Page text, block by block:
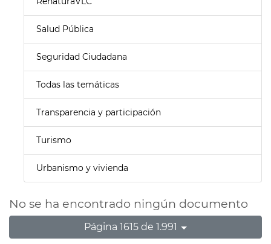
Salud Pública
Seguridad Ciudadana
Todas las temáticas
Transparencia y participación
Turismo
Urbanismo y vivienda
No se ha encontrado ningún documento
Página 1615 de 1.991